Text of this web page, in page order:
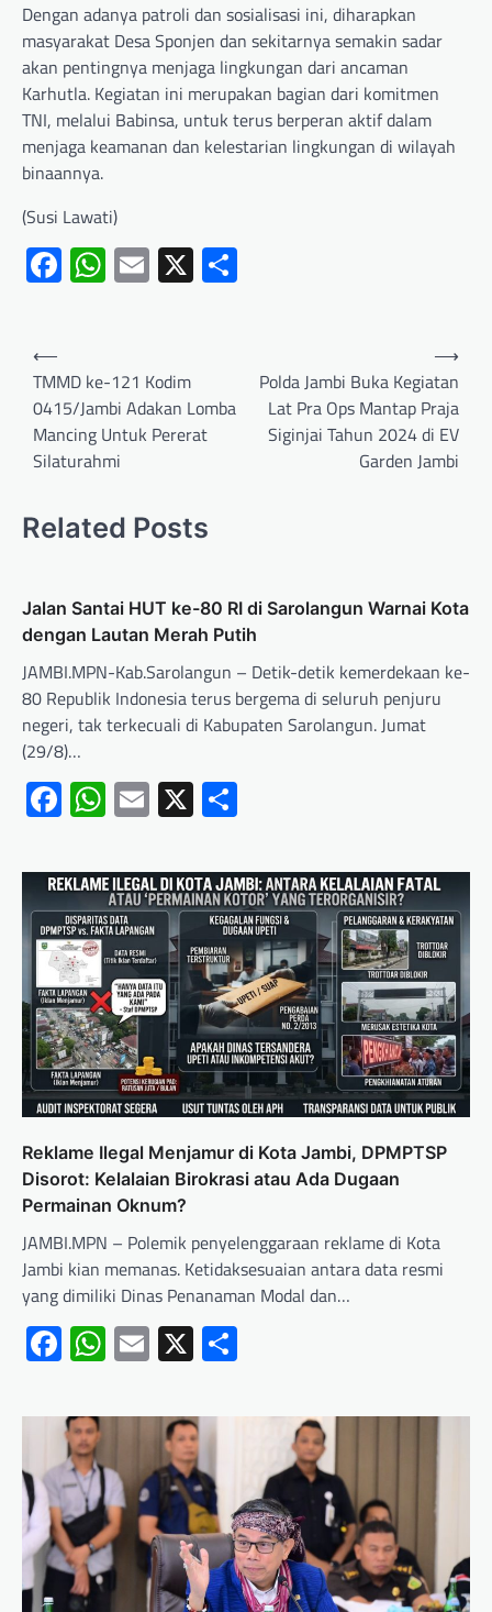
Dengan adanya patroli dan sosialisasi ini, diharapkan
masyarakat Desa Sponjen dan sekitarnya semakin sadar
akan pentingnya menjaga lingkungan dari ancaman
Karhutla. Kegiatan ini merupakan bagian dari komitmen
TNI, melalui Babinsa, untuk terus berperan aktif dalam
menjaga keamanan dan kelestarian lingkungan di wilayah
binaannya.
(Susi Lawati)
Facebook
WhatsApp
Email
X
⟵
TMMD ke-121 Kodim
0415/Jambi Adakan Lomba
Mancing Untuk Pererat
Silaturahmi
Polda Jambi Buka Kegiatan
Lat Pra Ops Mantap Praja
Siginjai Tahun 2024 di EV
Garden Jambi
⟶
Related Posts
Jalan Santai HUT ke-80 RI di Sarolangun Warnai Kota
dengan Lautan Merah Putih
JAMBI.MPN-Kab.Sarolangun – Detik-detik kemerdekaan ke-
80 Republik Indonesia terus bergema di seluruh penjuru
negeri, tak terkecuali di Kabupaten Sarolangun. Jumat
(29/8)…
Facebook
WhatsApp
Email
X
Reklame Ilegal Menjamur di Kota Jambi, DPMPTSP
Disorot: Kelalaian Birokrasi atau Ada Dugaan
Permainan Oknum?
JAMBI.MPN – Polemik penyelenggaraan reklame di Kota
Jambi kian memanas. Ketidaksesuaian antara data resmi
yang dimiliki Dinas Penanaman Modal dan…
Facebook
WhatsApp
Email
X